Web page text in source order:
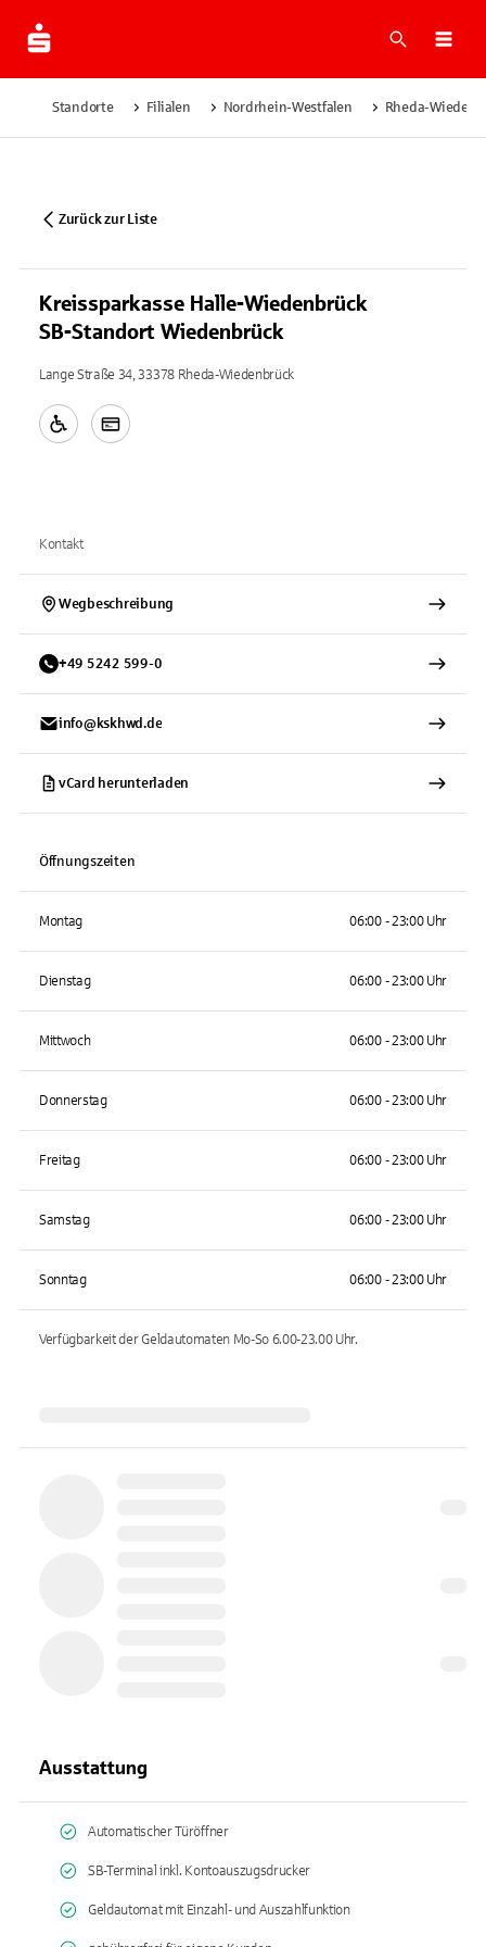
Suche
Standorte Filialen Nordrhein-Westfalen Rheda-
Zurück zur Liste
Kreissparkasse Halle-Wiedenbrück
SB-Standort Wiedenbrück
Lange Straße 34, 33378 Rheda-Wiedenbrück
Kontakt
Wegbeschreibung
+49 5242 599-0
info@kskhwd.de
vCard herunterladen
Öffnungszeiten
Montag 06:00 - 23:00 Uhr
Dienstag 06:00 - 23:00 Uhr
Mittwoch 06:00 - 23:00 Uhr
Donnerstag 06:00 - 23:00 Uhr
Freitag 06:00 - 23:00 Uhr
Samstag 06:00 - 23:00 Uhr
Sonntag 06:00 - 23:00 Uhr
Verfügbarkeit der Geldautomaten Mo-So 6.00-23.00Uhr.
Ausstattung
Automatischer Türöffner
SB-Terminal inkl. Kontoauszugsdrucker
Geldautomat mit Einzahl- und Auszahlfunktion